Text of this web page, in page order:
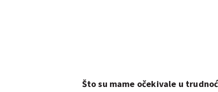
Što su mame očekivale u